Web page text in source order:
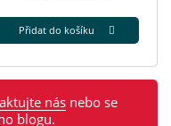
Přidat do košíku
nás nebo se
blogu.